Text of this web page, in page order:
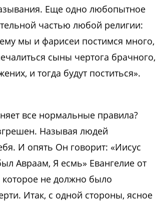
Еще одно любопытное
частью любой религии:
мы и фарисеи постимся много,
сыны чертога брачного,
и тогда будут поститься».
все нормальные правила?
Называя людей
И опять Он говорит: «Иисус
Авраам, Я есмь» Евангелие от
не должно было
Итак, с одной стороны, ясное